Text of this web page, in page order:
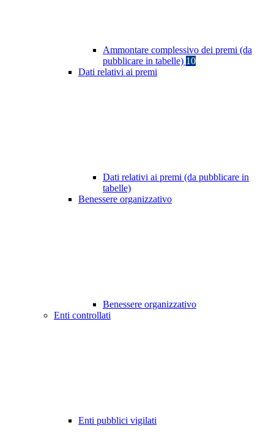
Ammontare complessivo dei premi (da
pubblicare in tabelle) 10
Dati relativi ai premi
Dati relativi ai premi (da pubblicare in
tabelle)
Benessere organizzativo
Benessere organizzativo
Enti controllati
Enti pubblici vigilati